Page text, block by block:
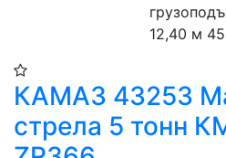
12,40 м
КАМАЗ 43253
стрела 5 тонн